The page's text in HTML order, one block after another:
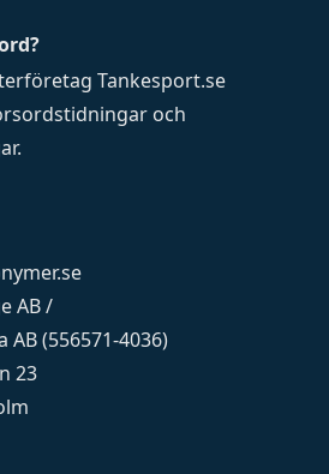
Tankesport.se
och
.
AB /
AB (556571-4036)
23